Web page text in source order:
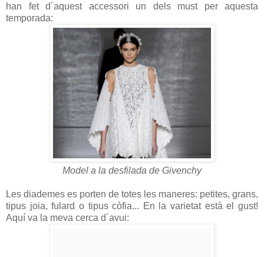
han fet d´aquest accessori un dels must per aquesta
temporada:
Model a la desfilada de Givenchy
Les diademes es porten de totes les maneres: petites, grans,
tipus joia, fulard o tipus còfia... En la varietat està el gust!
Aquí va la meva cerca d´avui: